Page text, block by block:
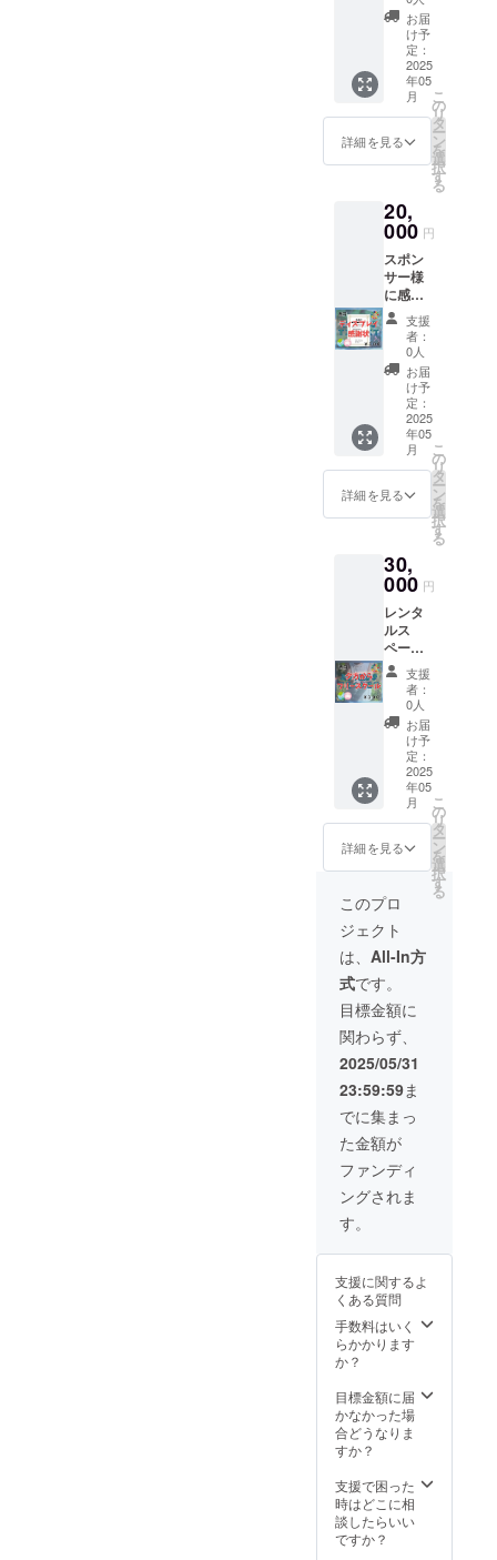
て製品
の保証
は致し
かねま
す。 ベ
トナム
のB型就
労施設
のよう
援施設
にて作
成した
もので
すの
で、製
品の完
成度
は、そ
れぞれ
に差が
ある場
合もご
さいま
す。ま
人のオ
リジナ
品で
す。商
品の権
限につ
きまし
ては弊
法人に
帰属し
ます。
※ サイ
ズは約
30ｃｍ
ｘ役40
ｃｍ 商
品は子
堂で受
け渡し
ます。
発送希
望の方
は、改
めてお
申し付
けくだ
さい。
品切れ
の場合
は、お
時間を
頂くこ
とがご
ざいま
すの
で、ご
了承く
ロゴや
バナー
などの
画像の
受け渡
しにつ
いて
は、プ
お送り
する
をご確
認くだ
さい。
備考欄
にお名
前を記
入され
ていな
い方
は、お
名前の
掲載を
れない
方とさ
す。
２年以
内 注意
事項：
データ
につい
ては
「mp4
」を
べ放
題、飲
み放
題、時
間無制
限で
す。 店
舗名：
ベトナ
ムキッ
浪駅前
店 住
所：〒
496-
8011 愛
知県愛
西市諏
訪町中
島３６
５−６）
営業時
間：
９：０
０～２
０時 定
休日：
水曜日
効期
間：２
０２５
年１１
月３１
日まで
メ
ニュー
：バイ
ン
ミー、
フォー
、ベト
ナムの
ビール
など 予
約制：
は予定
ですの
で、前
もって
日時を
備考欄
に記載
お願い
しま
お届
け予
定：
2025
年05
月
詳細を見る
こ
の
リ
タ
ー
ン
を
選
択
す
る
20,
000 円
スポン
サー様
に感謝
状を贈
りま
す。 名
前の掲
載を希
望され
る方
は、A4
サイズ
１枚を
横にし
て、ス
ポン
を記載
して壁
に貼っ
ていき
ます。
１枚の
紙に４
名づつ
記載す
る文字
の大き
さにな
りま
す。そ
してお
礼の感
謝メー
す。
ディス
プレイ
広告を
希望さ
れる方
は、デ
ジタル
サイ
ネージ
で５分
以内の
動画を
毎日、
ランダ
ムに流
しま
す。 掲
年以上
２年以
内 注意
事項：
お名前
を希望
考欄に
記載し
てくだ
やロ
ゴ、バ
ナーも
可能で
支援
者：
0人
お届
け予
定：
2025
年05
月
詳細を見る
こ
の
リ
タ
ー
ン
を
選
択
す
る
30,
000 円
レンタ
ルス
ペース
として
利用し
てみる
のは如
何で
しょう
か。
キッチ
ンがあ
るの
で、料
理教室
が出来
ます。
パソコ
ン教室
など、
フリー
スクー
ルなど
を開催
できま
す。 １
か月４
回で
す。 １
カ月は
４週あ
ります
ので、
曜日を
方から2
間程度
で、得
意なこ
とを、
子ども
教えま
せん
か？ 備
考欄
曜日、
何時か
ら、何
時間、
支援
者：
0人
お届
け予
定：
2025
年05
月
詳細を見る
こ
の
リ
タ
ー
ン
を
選
択
す
る
このプロ
ジェクト
は、 All-In方
式です。
目標金額に
関わらず、
2025/05/31
23:59:59ま
でに集まっ
た金額が
ファンディ
ングされま
す。
支援に関するよ
くある質問
手数料はいく
らかかります
か？
目標金額に届
かなかった場
合どうなりま
すか？
支援で困った
時はどこに相
談したらいい
ですか？